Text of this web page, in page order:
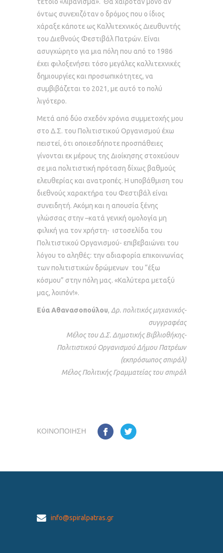
όντως συνεχιζόταν ο δρόμος που ο ίδιος
χάραξε κάποτε ως Καλλιτεχνικός Διευθυντής
του Διεθνούς Φεστιβάλ Πατρών. Είναι
ασυγχώρητο για μια πόλη που από το 1986
έχει φιλοξενήσει τόσο μεγάλες καλλιτεχνικές
δημιουργίες και προσωπικότητες, να
συμβιβάζεται το 2021, με αυτό το πολύ
λιγότερο.
Μετά από δύο σχεδόν χρόνια συμμετοχής μου
στο Δ.Σ. του Πολιτιστικού Οργανισμού έχω
πειστεί, ότι οποιεσδήποτε προσπάθειες
γίνονται εκ μέρους της Διοίκησης στοχεύουν
σε μια πολιτιστική πρόταση δίχως βαθμούς
ελευθερίας και ανατροπές. Η υποβάθμιση του
διεθνούς χαρακτήρα του Φεστιβάλ είναι
συνειδητή. Ακόμη και η απουσία ξένης
γλώσσας στην –κατά γενική ομολογία μη
φιλική για τον χρήστη- ιστοσελίδα του
Πολιτιστικού Οργανισμού- επιβεβαιώνει του
λόγου το αληθές: την αδιαφορία επικοινωνίας
των πολιτιστικών δρώμενων του “έξω
κόσμου” στην πόλη μας. «Καλύτερα μεταξύ
μας, λοιπόν!».
Εύα Αθανασοπούλου, Δρ. πολιτικός μηχανικός-
συγγραφέας
Μέλος του Δ.Σ. Δημοτικής Βιβλιοθήκης-
Πολιτιστικού Οργανισμού Δήμου Πατρέων
(εκπρόσωπος σπιράλ)
Μέλος Πολιτικής Γραμματείας του σπιράλ
ΚΟΙΝΟΠΟΊΗΣΗ
info@spiralpatras.gr